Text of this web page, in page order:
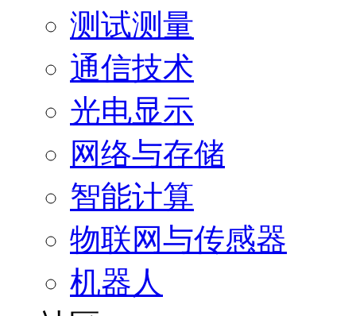
测试测量
通信技术
光电显示
网络与存储
智能计算
物联网与传感器
机器人